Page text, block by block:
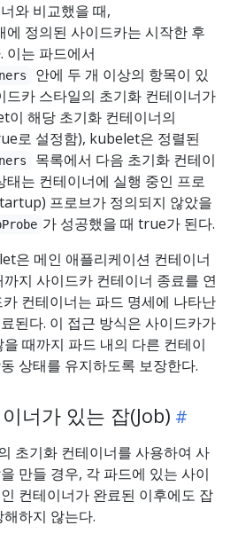
와 비교했을 때,
에 정의된 사이드카는 시작한 후
이는 파드에서
안에 두 개 이상의 항목이 있
드카 스타일의 초기화 컨테이너가
이 해당 초기화 컨테이너의
로 설정함), kubelet은 정렬된
목록에서 다음 초기화 컨테이
태는 컨테이너에 실행 중인 프로
프로브가 정의되지 않았을
가 성공했을 때 true가 된다.
은 메인 애플리케이션 컨테이너
지 사이드카 컨테이너 종료를 연
컨테이너는 파드 명세에 나타난
된다. 이 접근 방식은 사이드카가
때까지 파드 내의 다른 컨테이
상태를 유지하도록 보장한다.
너가 있는 잡(Job)
초기화 컨테이너를 사용하여 사
만들 경우, 각 파드에 있는 사이
컨테이너가 완료된 이후에도 잡
하지 않는다.